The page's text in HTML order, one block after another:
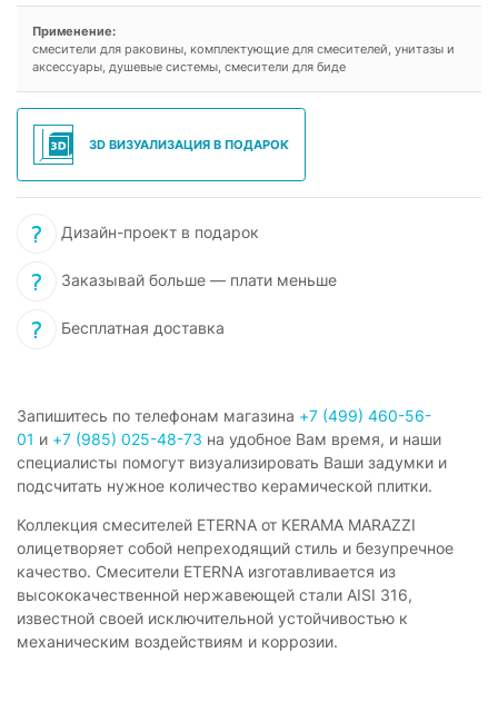
Применение:
смесители для раковины, комплектующие для смесителей, унитазы и
аксессуары, душевые системы, смесители для биде
3D ВИЗУАЛИЗАЦИЯ В ПОДАРОК
Дизайн-проект в подарок
Заказывай больше — плати меньше
Бесплатная доставка
Запишитесь по телефонам магазина +7 (499) 460-56-
01 и +7 (985) 025-48-73 на удобное Вам время, и наши
специалисты помогут визуализировать Ваши задумки и
подсчитать нужное количество керамической плитки.
Коллекция смесителей ETERNA от KERAMA MARAZZI
олицетворяет собой непреходящий стиль и безупречное
качество. Смесители ETERNA изготавливается из
высококачественной нержавеющей стали AISI 316,
известной своей исключительной устойчивостью к
механическим воздействиям и коррозии.